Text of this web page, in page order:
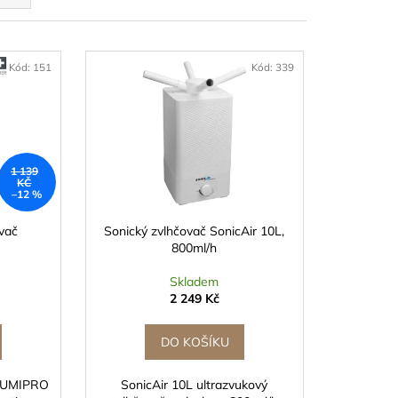
1 139
KČ
–12 %
Kód: 151
Sonický zvlhčovač SonicAir 10L,
800ml/h
Skladem
2 249 Kč
DO KOŠÍKU
SonicAir 10L ultrazvukový
Kód: 339
8G, 1KS -